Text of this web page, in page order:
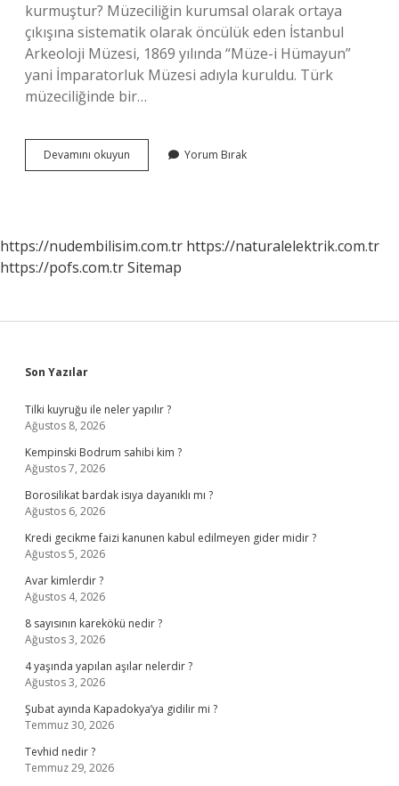
kurmuştur? Müzeciliğin kurumsal olarak ortaya
çıkışına sistematik olarak öncülük eden İstanbul
Arkeoloji Müzesi, 1869 yılında “Müze-i Hümayun”
yani İmparatorluk Müzesi adıyla kuruldu. Türk
müzeciliğinde bir…
Devamını okuyun
Arkeoloji
Yorum Bırak
https://nudembilisim.com.tr https://naturalelektrik.com.tr
https://pofs.com.trSitemap
Sidebar
Son Yazılar
Tilki kuyruğu ile neler yapılır ?
Ağustos 8, 2026
Kempinski Bodrum sahibi kim ?
Ağustos 7, 2026
Borosilikat bardak isıya dayanıklı mı ?
Ağustos 6, 2026
Kredi gecikme faizi kanunen kabul edilmeyen gider midir ?
Ağustos 5, 2026
Avar kimlerdir ?
Ağustos 4, 2026
8 sayısının karekökü nedir ?
Ağustos 3, 2026
4 yaşında yapılan aşılar nelerdir ?
Ağustos 3, 2026
Şubat ayında Kapadokya’ya gidilir mi ?
Temmuz 30, 2026
Tevhid nedir ?
Temmuz 29, 2026